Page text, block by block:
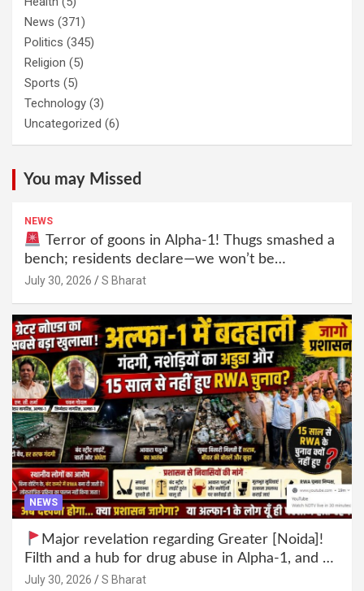
News (371)
Politics (345)
Religion (5)
Sports (5)
Technology (3)
Uncategorized (6)
You may Missed
NEWS
Terror of goons in Alpha-1! Thugs smashed a
bench; residents declare—we won’t be
intimidated anymore! Who is the mastermind
July 30, 2026 S Bharat
NEWS
Major revelation regarding Greater [Noida]!
Filth and a hub for drug abuse in Alpha-1, and no
RWA elections for 15 years? | Wake up,
July 30, 2026 S Bharat